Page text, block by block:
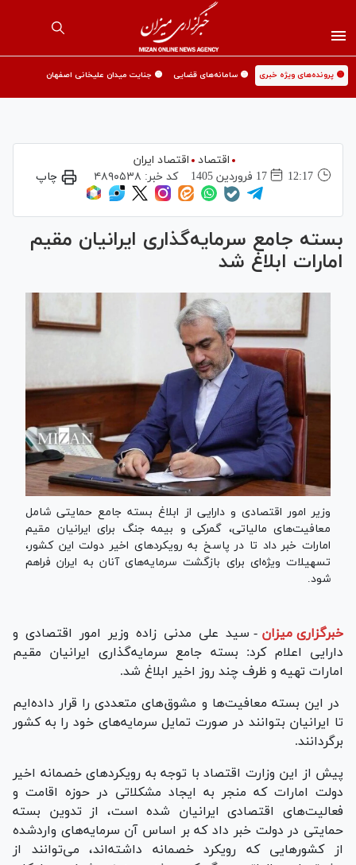
🟡 پرونده‌های ویژه خبری 🟡 سامانه‌های قضایی 🟡 جنایت میدان علیخانی اصفهان
اقتصاد
اقتصاد ایران
12:17
17 فروردين 1405 کد خبر: ۴۸۹۰۵۳۸ چاپ
بسته جامع سرمایه‌گذاری ایرانیان مقیم
امارات ابلاغ شد
وزیر امور اقتصادی و دارایی از ابلاغ بسته جامع حمایتی شامل
معافیت‌های مالیاتی، گمرکی و بیمه جنگ برای ایرانیان مقیم
امارات خبر داد تا در پاسخ به رویکردهای اخیر دولت این کشور،
تسهیلات ویژه‌ای برای بازگشت سرمایه‌های آنان به ایران فراهم
شود.
خبرگزاری میزان - سید علی مدنی زاده وزیر امور اقتصادی و
دارایی اعلام کرد: بسته جامع سرمایه‌گذاری ایرانیان مقیم
امارات تهیه و ظرف چند روز اخیر ابلاغ شد.
در این بسته معافیت‌ها و مشوق‌های متعددی را قرار داده‌ایم
تا ایرانیان بتوانند در صورت تمایل سرمایه‌های خود را به کشور
برگردانند.
پیش از این وزارت اقتصاد با توجه به رویکرد‌های خصمانه اخیر
دولت امارات که منجر به ایجاد مشکلاتی در حوزه اقامت و
فعالیت‌های اقتصادی ایرانیان شده است، از تدوین بسته
حمایتی در دولت خبر داد که بر اساس آن سرمایه‌های واردشده
از کشور‌هایی که رویکرد خصمانه داشته‌اند، می‌توانند از